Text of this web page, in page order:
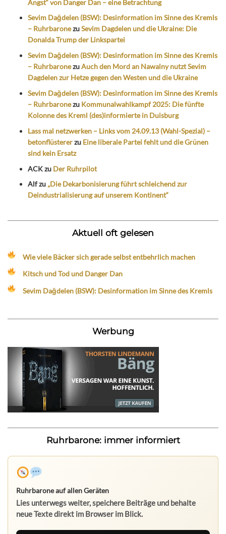
Angst“ von Danger Dan – eine Betrachtung
Sevim Dağdelen (BSW): Desinformation im Sinne des Kremls
– RuhrbaronezuSevim Dagdelen und die Ukraine: Die
Donalda Trump der Linkspartei
Sevim Dağdelen (BSW): Desinformation im Sinne des Kremls
– RuhrbaronezuAuch den Mord an Nawalny nutzt Sevim
Dagdelen zur Hetze gegen den Westen und die Ukraine
Sevim Dağdelen (BSW): Desinformation im Sinne des Kremls
– Ruhrbaronezu Kommunalwahlkampf 2025: Die fünfte
Kolonne des Kreml (des)informierte in Duisburg
Lass mal netzwerken – Links vom 24.09.13 (Wahl-Spezial) –
betonflüstererzu Eine liberale Partei fehlt und die Grünen
sind kein Ersatz
ACKzu Der Ruhrpilot
Alfzu „Die Dekarbonisierung führt schleichend zur
Deindustrialisierung auf unserem Kontinent“
Aktuell oft gelesen
Wie viele Bäcker sich gerade selbst entbehrlich machen
Kitsch und Tod und Danger Dan
Sevim Dağdelen (BSW): Desinformation im Sinne des Kremls
Werbung
Ruhrbarone: immer informiert
Ruhrbarone auf allen Geräten
Lies unterwegs weiter, speichere Beiträge und behalte
neue Texte direkt im Browser im Blick.